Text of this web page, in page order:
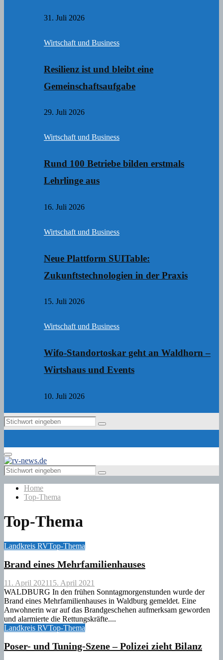
31. Juli 2026
Wirtschaft und Business
Resilienz ist und bleibt eine
Gemeinschaftsaufgabe
29. Juli 2026
Wirtschaft und Business
Rund 100 Betriebe bilden erstmals
Lehrlinge aus
16. Juli 2026
Wirtschaft und Business
Neue Plattform SUITable:
Zukunftstechnologien in der Praxis
15. Juli 2026
Wirtschaft und Business
Wifo-Standortoskar geht an Waldhorn –
Wirtshaus und Events
10. Juli 2026
Search
Search
Primary
Menu
Search
for:
Search
Home
Top-Thema
Top-Thema
Landkreis RVTop-Thema
Brand eines Mehrfamilienhauses
11. April 202115. April 2021
WALDBURG In den frühen Sonntagmorgenstunden wurde der
Brand eines Mehrfamilienhauses in Waldburg gemeldet. Eine
Anwohnerin war auf das Brandgeschehen aufmerksam geworden
und alarmierte die Rettungskräfte....
Landkreis RVTop-Thema
Poser- und Tuning-Szene – Polizei zieht Bilanz